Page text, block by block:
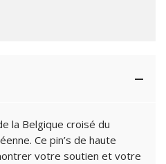
la Belgique croisé du
Ce pin’s de haute
votre soutien et votre